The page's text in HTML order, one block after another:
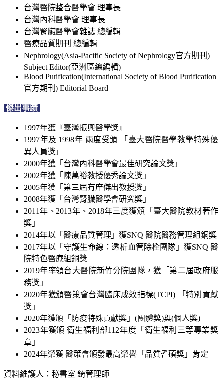
台灣醫院整合醫學會 理事長
台灣內科醫學會 理事長
台灣腎臟醫學會雜誌 總編輯
醫療品質期刊 總編輯
Nephrology(Asia-Pacific Society of Nephrology官方期刊)
Subject Editor(亞洲區總編輯)
Blood Purification(International Society of Blood Purification
官方期刊) Editorial Board
傑出事蹟
1997年獲『臺灣振興醫學獎』
1997年及 1998年 兩度受頒 「臺大醫院醫學教學特殊優
異人員獎」
2000年獲「台灣內科醫學會最佳研究論文獎」
2002年獲「陳萬裕教授優秀論文獎」
2005年獲「第三屆有庠傑出教授獎」
2008年獲「台灣腎臟醫學會研究獎」
2011年、2013年、2018年三度獲頒「臺大醫院教材著作
獎」
2014年以「醫療品質管理」獲SNQ 醫院醫務管理組銅獎
2017年以「守護生命線：透析血管除栓團隊」獲SNQ 醫
院特色醫療組銅獎
2019年率領台大醫院新竹分院團隊，獲「第二屆政府服
務獎」
2020年獲頒醫策會台灣臨床成效指標(TCPI) 「特別貢獻
獎」
2020年獲頒「防疫特殊貢獻獎」(團體獎)與(個人獎)
2023年獲頒 衛生福利部112年度「衛生福利三等專業獎
章」
2024年榮獲 醫策會頒發最高榮譽「品質耆碩獎」肯定
資料維護人：秘書室 錡管理師